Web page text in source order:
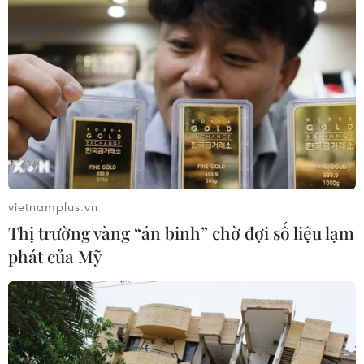
Theo dõi VietnamPlus
TIN LIÊN QUAN
vietnamplus.vn
Thị trường vàng “án binh” chờ đợi số liệu lạm
phát của Mỹ